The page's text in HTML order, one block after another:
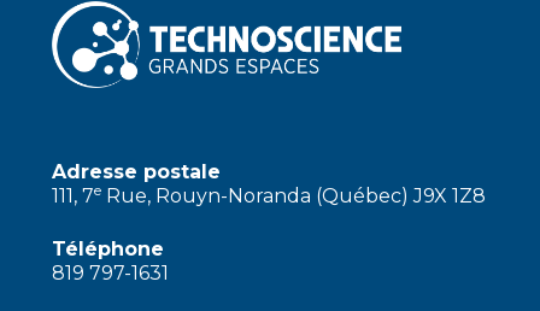
Adresse postale
111, 7eRue, Rouyn-Noranda (Québec) J9X 1Z8
Téléphone
819 797-1631